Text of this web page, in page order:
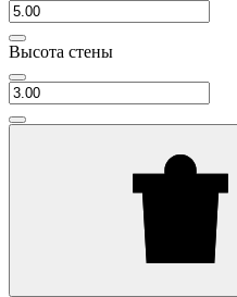
Высота стены